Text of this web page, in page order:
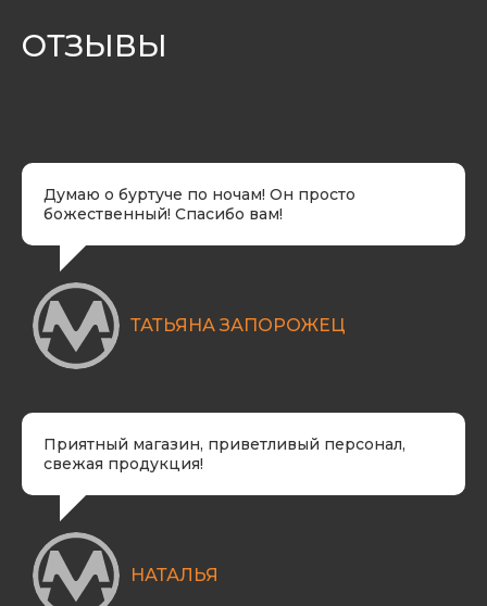
ОТЗЫВЫ
Думаю о буртуче по ночам! Он просто
божественный! Спасибо вам!
​ТАТЬЯНА ЗАПОРОЖЕЦ
Приятный магазин, приветливый персонал,
свежая продукция!
НАТАЛЬЯ